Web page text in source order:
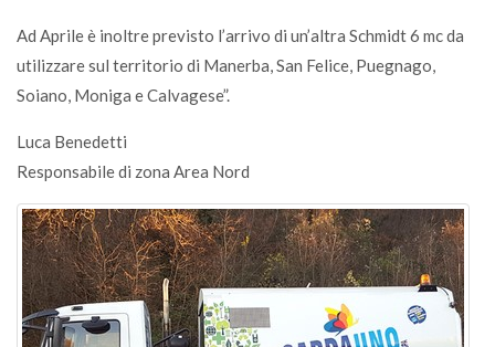
Ad Aprile è inoltre previsto l’arrivo di un’altra Schmidt 6 mc da
utilizzare sul territorio di Manerba, San Felice, Puegnago,
Soiano, Moniga e Calvagese”.
Luca Benedetti
Responsabile di zona Area Nord